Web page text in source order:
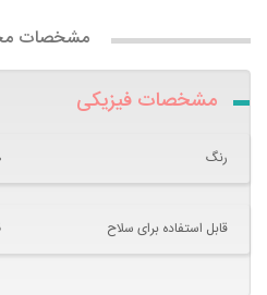
مشخصات
مشخصات فیزیکی
رنگ
قابل استفاده برای سلاح